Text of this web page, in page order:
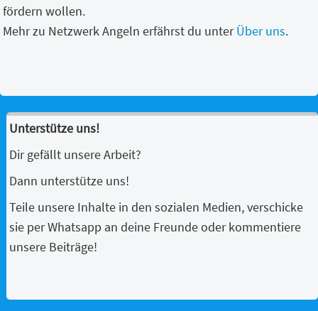
fördern wollen.
Mehr zu Netzwerk Angeln erfährst du unterÜber uns.
Unterstütze uns!
Dir gefällt unsere Arbeit?
Dann unterstütze uns!
Teile unsere Inhalte in den sozialen Medien, verschicke
sie per Whatsapp an deine Freunde oder kommentiere
unsere Beiträge!